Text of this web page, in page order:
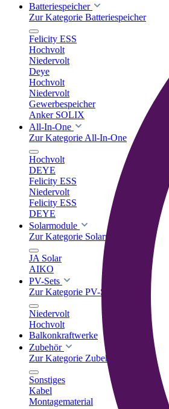
Batteriespeicher
Zur Kategorie Batteriespeicher
Felicity ESS
Hochvolt
Niedervolt
Deye
Hochvolt
Niedervolt
Gewerbespeicher
Anker SOLIX
All-In-One
Zur Kategorie All-In-One
Hochvolt
DEYE
Felicity ESS
Niedervolt
Felicity ESS
DEYE
Solarmodule
Zur Kategorie Solarmodule
JA Solar
AIKO
PV-Sets
Zur Kategorie PV-Sets
Niedervolt
Hochvolt
Balkonkraftwerke
Zubehör
Zur Kategorie Zubehör
Sonstiges
Kabel
Montagematerial